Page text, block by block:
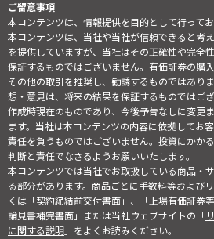
ご留意事項
本コンテンツは、情報提供を目的として行ってお
本コンテンツは、当社や当社が信頼できると考
を提供していますが、当社はその正確性や完全
保証するものではございません。有価証券の購
その他の取引を推奨し、勧誘するものではあり
想・意見は、将来の結果を保証するものではご
作成時現在のものであり、今後予告なしに変更
ます。当社は本コンテンツの内容に依拠してお
責任を負うものではございません。投資にかか
判断と責任でなさるようお願いいたします。
本コンテンツでは当社でお取扱している商品・
る部分があります。商品ごとに手数料等および
くは「契約締結前交付書面」、「上場有価証券
論見書補完書面」または当社ウェブサイトの「
に関する説明」をよくお読みください。